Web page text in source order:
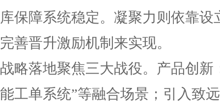
库保障系统稳定。凝聚力则依靠
完善晋升激励机制来实现。
战略落地聚焦三大战役。产品创新
能工单系统”等融合场景；引入致